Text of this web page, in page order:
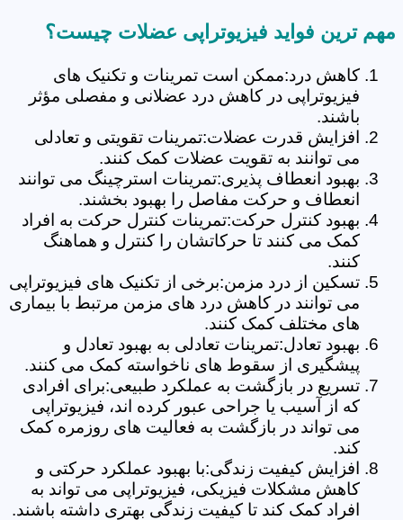
مهم ترین فواید فیزیوتراپی عضلات چیست؟
کاهش درد:ممکن است تمرینات و تکنیک های
فیزیوتراپی در کاهش درد عضلانی و مفصلی مؤثر
باشند.
افزایش قدرت عضلات:تمرینات تقویتی و تعادلی
می توانند به تقویت عضلات کمک کنند.
بهبود انعطاف پذیری:تمرینات استرچینگ می توانند
انعطاف و حرکت مفاصل را بهبود بخشند.
بهبود کنترل حرکت:تمرینات کنترل حرکت به افراد
کمک می کنند تا حرکاتشان را کنترل و هماهنگ
کنند.
تسکین از درد مزمن:برخی از تکنیک های فیزیوتراپی
می توانند در کاهش درد های مزمن مرتبط با بیماری
های مختلف کمک کنند.
بهبود تعادل:تمرینات تعادلی به بهبود تعادل و
پیشگیری از سقوط های ناخواسته کمک می کنند.
تسریع در بازگشت به عملکرد طبیعی:برای افرادی
که از آسیب یا جراحی عبور کرده اند، فیزیوتراپی
می تواند در بازگشت به فعالیت های روزمره کمک
کند.
افزایش کیفیت زندگی:با بهبود عملکرد حرکتی و
کاهش مشکلات فیزیکی، فیزیوتراپی می تواند به
افراد کمک کند تا کیفیت زندگی بهتری داشته باشند.